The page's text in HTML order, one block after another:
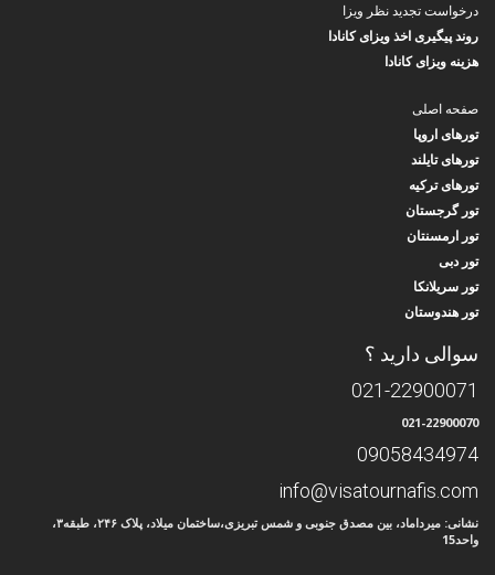
درخواست تجدید نظر ویزا
روند پیگیری اخذ ویزای کانادا
هزینه ویزای کانادا
صفحه اصلی
تورهای اروپا
تورهای تایلند
تورهای ترکیه
تور گرجستان
تور ارمسنتان
تور دبی
تور سریلانکا
تور هندوستان
سوالی دارید ؟
021-22900071
021-22900070
09058434974
info@visatournafis.com
نشانی: میرداماد، بین مصدق جنوبی و شمس تبریزی،ساختمان میلاد، پلاک ۲۴۶، طبقه۳،
واحد15